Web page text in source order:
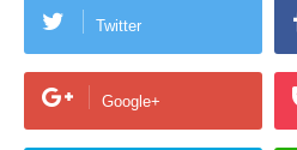
Twitter
Google+